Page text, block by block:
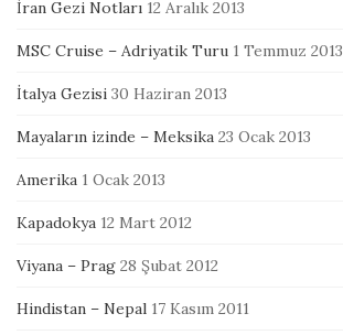
İran Gezi Notları 12 Aralık 2013
MSC Cruise – Adriyatik Turu 1 Temmuz 2013
İtalya Gezisi 30 Haziran 2013
Mayaların izinde – Meksika 23 Ocak 2013
Amerika 1 Ocak 2013
Kapadokya 12 Mart 2012
Viyana – Prag 28 Şubat 2012
Hindistan – Nepal 17 Kasım 2011